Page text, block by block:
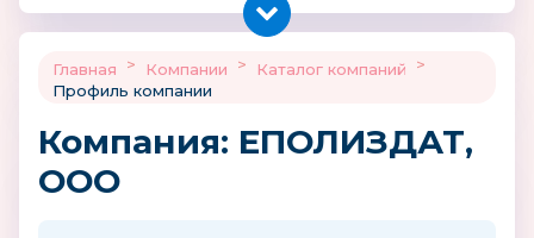
Главная > Компании > Каталог компаний
>
Профиль компании
Компания: ЕПОЛИЗДАТ,
ООО